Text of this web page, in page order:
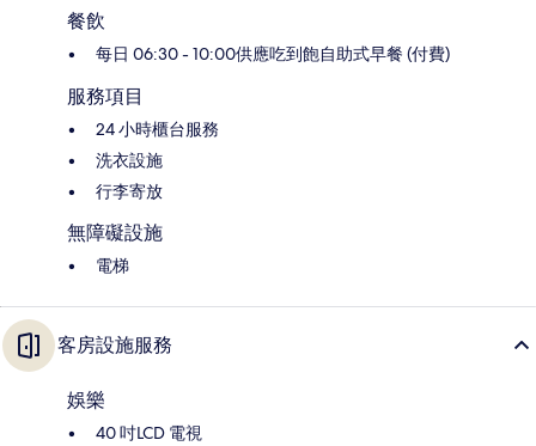
餐飲
每日 06:30 - 10:00供應吃到飽自助式早餐 (付費)
服務項目
24 小時櫃台服務
洗衣設施
行李寄放
無障礙設施
電梯
客房設施服務
娛樂
40 吋LCD 電視